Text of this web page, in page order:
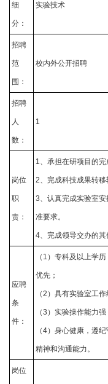
细
分：
实验技术
招聘
范
围：
校内外公开招聘
招聘
人
数：
1
岗位
职
责：
1、承担在研项目的完
2、完成科技成果转移
3、认真完成实验室
准要求。
4、完成领导交办的其
应聘
条
件：
（1）专科及以上学
优先；
（2）具有实验室工作
（3）实验操作能力
（4）身心健康，遵
精神和沟通能力。
岗位